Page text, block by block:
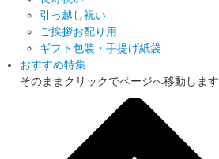
引っ越し祝い
ご挨拶お配り用
ギフト包装・手提げ紙袋
おすすめ特集
そのままクリックでページへ移動します